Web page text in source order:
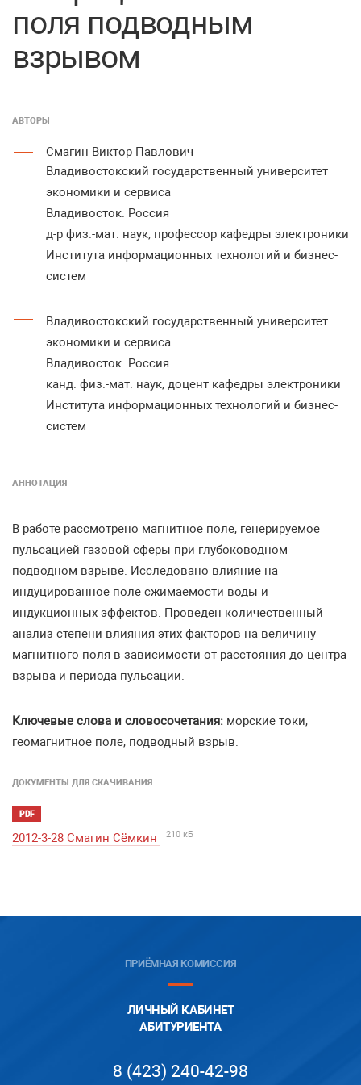
поля подводным
взрывом
АВТОРЫ
Смагин Виктор Павлович
Владивостокский государственный университет
экономики и сервиса
Владивосток. Россия
д-р физ.-мат. наук, профессор кафедры электроники
Института информационных технологий и бизнес-
систем
Владивостокский государственный университет
экономики и сервиса
Владивосток. Россия
канд. физ.-мат. наук, доцент кафедры электроники
Института информационных технологий и бизнес-
систем
АННОТАЦИЯ
В работе рассмотрено магнитное поле, генерируемое
пульсацией газовой сферы при глубоководном
подводном взрыве. Исследовано влияние на
индуцированное поле сжимаемости воды и
индукционных эффектов. Проведен количественный
анализ степени влияния этих факторов на величину
магнитного поля в зависимости от расстояния до центра
взрыва и периода пульсации.
Ключевые слова и словосочетания: морские токи,
геомагнитное поле, подводный взрыв.
ДОКУМЕНТЫ ДЛЯ СКАЧИВАНИЯ
PDF
2012-3-28 Смагин Сёмкин 210 кБ
ПРИЁМНАЯ КОМИССИЯ
ЛИЧНЫЙ КАБИНЕТ
АБИТУРИЕНТА
8 (423) 240-42-98